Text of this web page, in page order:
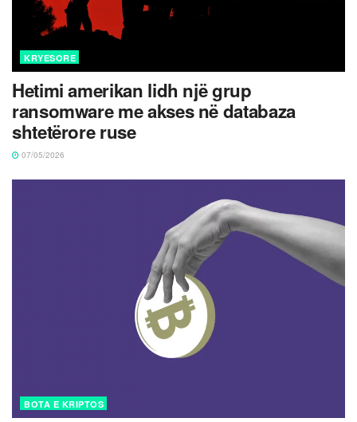
KRYESORE
Hetimi amerikan lidh një grup
ransomware me akses në databaza
shtetërore ruse
07/05/2026
BOTA E KRIPTOS